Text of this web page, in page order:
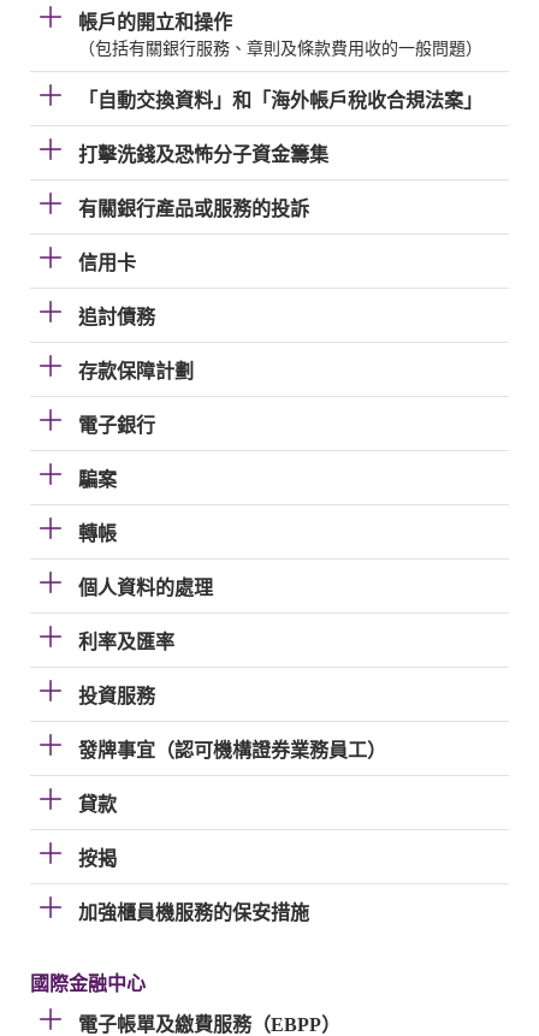
帳戶的開立和操作
（包括有關銀行服務、章則及條款費用收的一般問題）
「自動交換資料」和「海外帳戶稅收合規法案」
打擊洗錢及恐怖分子資金籌集
有關銀行產品或服務的投訴
信用卡
追討債務
存款保障計劃
電子銀行
騙案
轉帳
個人資料的處理
利率及匯率
投資服務
發牌事宜（認可機構證券業務員工）
貸款
按揭
加強櫃員機服務的保安措施
國際金融中心
電子帳單及繳費服務（EBPP）